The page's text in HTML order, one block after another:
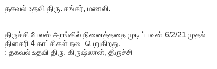
தகவல் உதவி திரு. சங்கர், மணலி.
திருச்சி பேலஸ் அரங்கில் நினைத்ததை முடி ப்பவன் 6/2/21 முதல்
தினசரி 4 காட்சிகள் நடைபெறுகிறது.
: தகவல் உதவி திரு. கிருஷ்ணன், திருச்சி